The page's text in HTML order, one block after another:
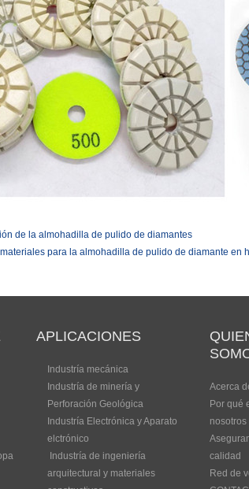
de la almohadilla de pulido de diamantes
para la almohadilla de pulido de diamante en
APLICACIONES
Industría mecánica
Industría de minería y
Perforación Geológica
Industría Electrónica y Aparato
elctrónico
Industría de ingeniería
arquitectural y materiales
Acerca
Por qué
nosotros
calidad
Red de